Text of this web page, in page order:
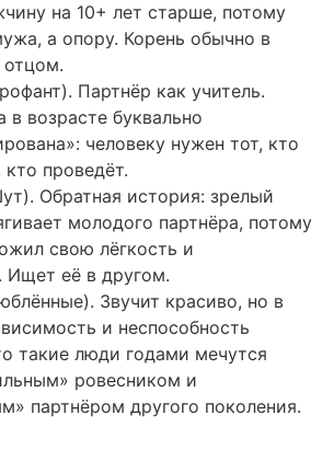
на 10+ лет старше, потому
а опору. Корень обычно в
Партнёр как учитель.
в возрасте буквально
человеку нужен тот, кто
проведёт.
Обратная история: зрелый
молодого партнёра, потому
свою лёгкость и
Ищет её в другом.
Звучит красиво, но в
и неспособность
такие люди годами мечутся
ровесником и
партнёром другого поколения.